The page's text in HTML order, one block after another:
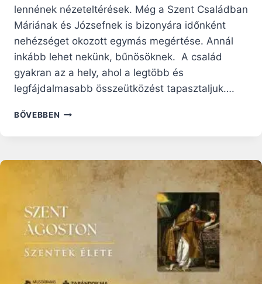
lennének nézeteltérések. Még a Szent Családban
Máriának és Józsefnek is bizonyára időnként
nehézséget okozott egymás megértése. Annál
inkább lehet nekünk, bűnösöknek. A család
gyakran az a hely, ahol a legtöbb és
legfájdalmasabb összeütközést tapasztaljuk….
BŐVEBBEN HOGYAN
BÉKÉT